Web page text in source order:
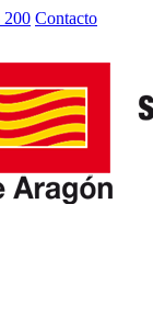
200 Contacto